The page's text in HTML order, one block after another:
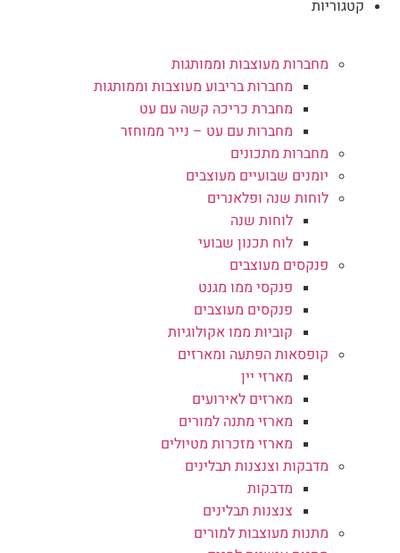
קטגוריות
מחברות מעוצבות וממותגות
מחברות בריבוע מעוצבות וממותגות
מחברת כריכה קשה עם עט
מחברות עם עט – נייר ממוחזר
מחברות מתכונים
יומנים שבועיים מעוצבים
לוחות שנה ופלאנרים
לוחות שנה
לוח תכנון שבועי
פנקסים מעוצבים
פנקסי ממו מגנט
פנקסים מעוצבים
קוביות ממו אקולוגיות
קופסאות הפתעה ומארזים
מארזי יין
מארזים לאירועים
מארזי מתנה למורים
מארזי מזכרות מטיולים
מדבקות וצנצנות תבלינים
מדבקות
צנצנות תבלינים
מתנות מעוצבות למורים